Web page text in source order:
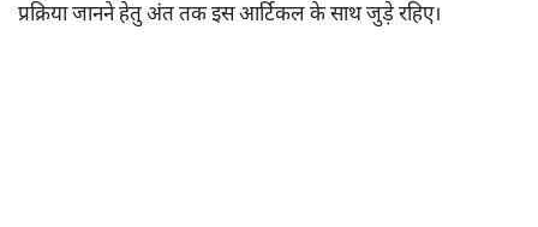
प्रक्रिया जानने हेतु अंत तक इस आर्टिकल के साथ जुड़े रहिए।